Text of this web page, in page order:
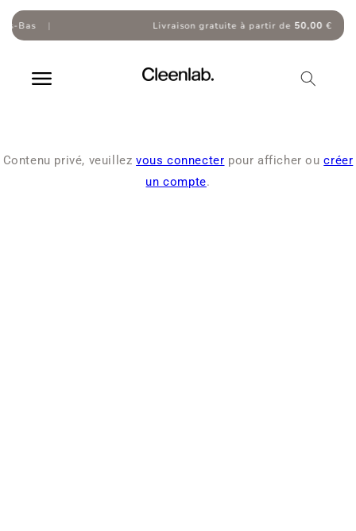
Skip to
content
Bas Livraison gratuite à partir de50,00€
Contenu privé, veuillezvous connecter pour afficher oucréer
un compte.